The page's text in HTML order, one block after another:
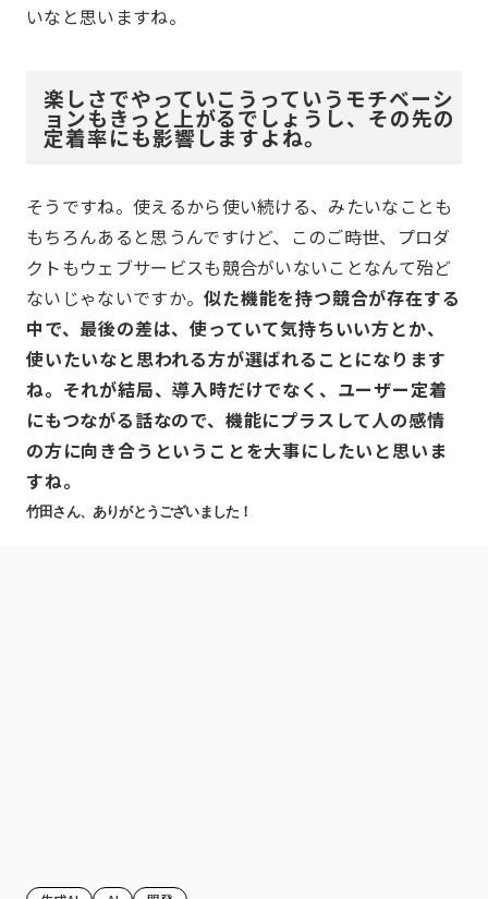
いなと思いますね。
楽しさでやっていこうっていうモチベーシ
ョンもきっと上がるでしょうし、その先の
定着率にも影響しますよね。
そうですね。使えるから使い続ける、みたいなことも
もちろんあると思うんですけど、このご時世、プロダ
クトもウェブサービスも競合がいないことなんて殆ど
ないじゃないですか。似た機能を持つ競合が存在する
中で、最後の差は、使っていて気持ちいい方とか、
使いたいなと思われる方が選ばれることになります
ね。それが結局、導入時だけでなく、ユーザー定着
にもつながる話なので、機能にプラスして人の感情
の方に向き合うということを大事にしたいと思いま
すね。
竹田さん、ありがとうございました！